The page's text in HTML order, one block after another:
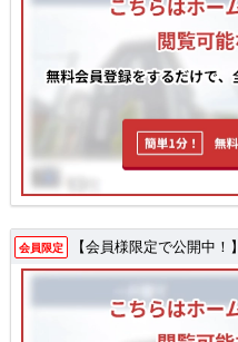
会員限定 【会員様限定で公開中！】